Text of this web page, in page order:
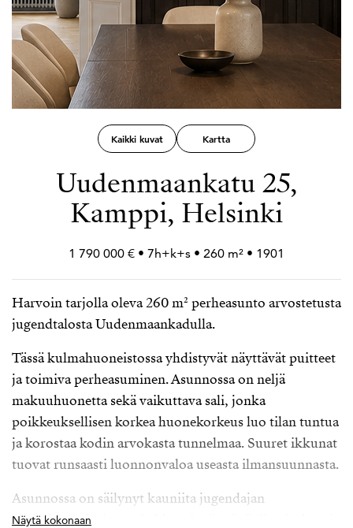
Kaikki kuvat Kartta
Uudenmaankatu 25,
Kamppi, Helsinki
1 790 000 € • 7h+k+s • 260 m² • 1901
Harvoin tarjolla oleva 260 m² perheasunto arvostetusta
jugendtalosta Uudenmaankadulla.
Tässä kulmahuoneistossa yhdistyvät näyttävät puitteet
ja toimiva perheasuminen. Asunnossa on neljä
makuuhuonetta sekä vaikuttava sali, jonka
poikkeuksellisen korkea huonekorkeus luo tilan tuntua
ja korostaa kodin arvokasta tunnelmaa. Suuret ikkunat
tuovat runsaasti luonnonvaloa useasta ilmansuunnasta.
Asunnossa on säilynyt kauniita jugendajan
yksityiskohtia, kuten kakluuni, näyttävät listoitukset ja
Näytä kokonaan